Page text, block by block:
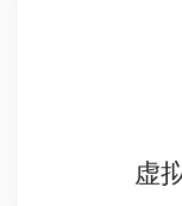
虚